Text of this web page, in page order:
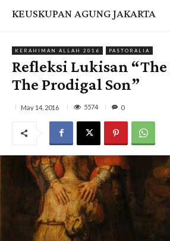
KEUSKUPAN AGUNG JAKARTA
KERAHIMAN ALLAH 2016 PASTORALIA
Refleksi Lukisan
The Prodigal Son”
May 14, 2016 5574 0